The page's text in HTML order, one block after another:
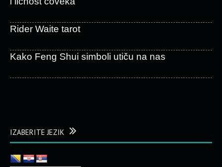
Rider Waite tarot
Kako Feng Shui simboli utiču na nas
IZABERITE JEZIK